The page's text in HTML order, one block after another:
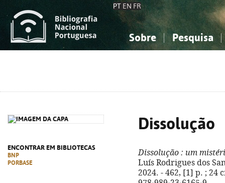
PT EN FR
Sobre Pesquisa
ENCONTRAR EM BIBLIOTECAS
BNP
PORBASE
Dissolução
Dissolução : um
Luís Rodrigues dos
2024. - 462, [1] p. ; 24